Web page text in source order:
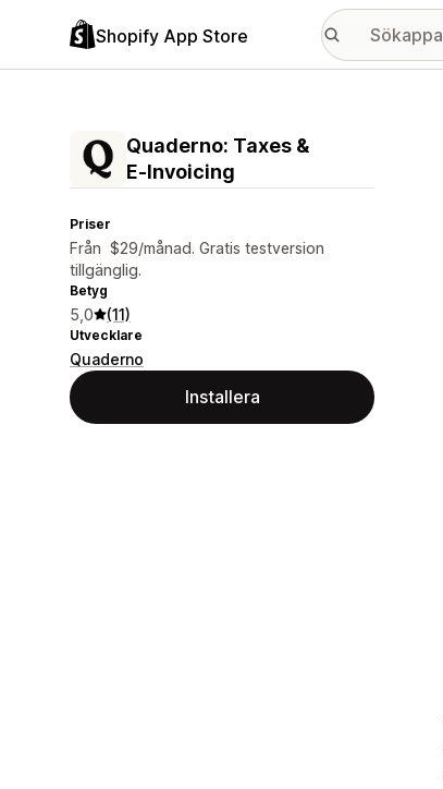
Shopify App Store
Quaderno: Taxes &
E‑Invoicing
Priser
Från $29/månad. Gratis testversion
tillgänglig.
Betyg
5,0 (11)
Utvecklare
Quaderno
Installera